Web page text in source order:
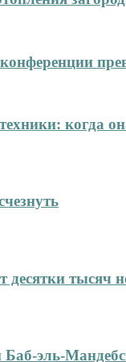
когда
тысяч
эль-